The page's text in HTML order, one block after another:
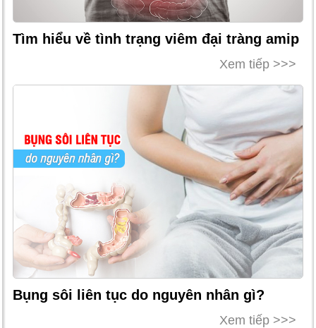
Tìm hiểu về tình trạng viêm đại tràng amip
Xem tiếp >>>
Bụng sôi liên tục do nguyên nhân gì?
Xem tiếp >>>